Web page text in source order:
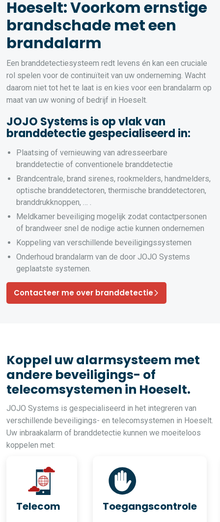
Hoeselt: Voorkom ernstige
brandschade met een
brandalarm
Een branddetectiesysteem redt levens én kan een cruciale
rol spelen voor de continuïteit van uw onderneming. Wacht
daarom niet tot het te laat is en kies voor een brandalarm op
maat van uw woning of bedrijf in Hoeselt.
JOJO Systems is op vlak van
branddetectie gespecialiseerd in:
Plaatsing of vernieuwing van adresseerbare
branddetectie of conventionele branddetectie
Brandcentrale, brand sirenes, rookmelders, handmelders,
optische branddetectoren, thermische branddetectoren,
branddrukknoppen, … .
Meldkamer beveiliging mogelijk zodat contactpersonen
of brandweer snel de nodige actie kunnen ondernemen
Koppeling van verschillende beveiligingssystemen
Onderhoud brandalarm van de door JOJO Systems
geplaatste systemen.
Contacteer me over branddetectie
Koppel uw alarmsysteem met
andere beveiligings- of
telecomsystemen in Hoeselt.
JOJO Systems is gespecialiseerd in het integreren van
verschillende beveiligings- en telecomsystemen in Hoeselt.
Uw inbraakalarm of branddetectie kunnen we moeiteloos
koppelen met:
Telecom Toegangscontrole